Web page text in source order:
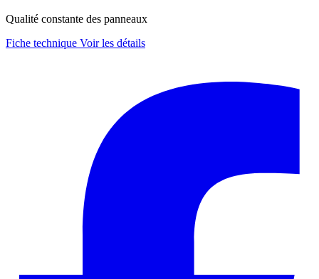
Qualité constante des panneaux
Fiche technique Voir les détails